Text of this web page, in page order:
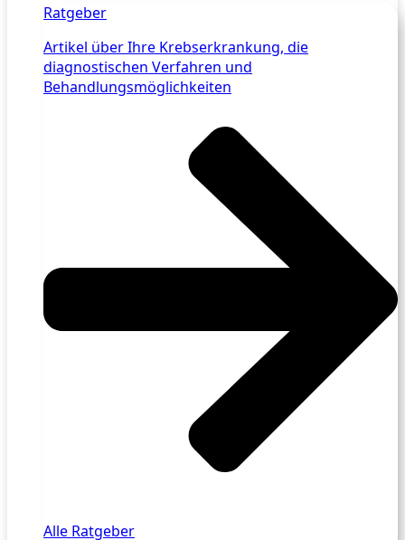
Ratgeber
Artikel über Ihre Krebserkrankung, die
diagnostischen Verfahren und
Behandlungsmöglichkeiten
Alle Ratgeber